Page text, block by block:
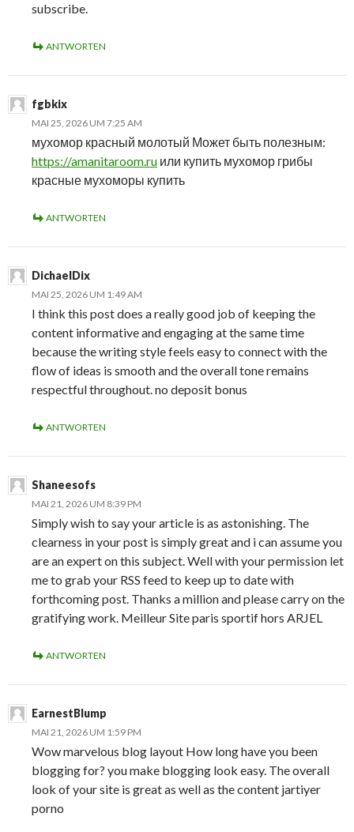
subscribe.
ANTWORTEN
fgbkix
MAI 25, 2026 UM 7:25 AM
мухомор красный молотый Может быть полезным:
https://amanitaroom.ru или купить мухомор грибы
красные мухоморы купить
ANTWORTEN
DichaelDix
MAI 25, 2026 UM 1:49 AM
I think this post does a really good job of keeping the
content informative and engaging at the same time
because the writing style feels easy to connect with the
flow of ideas is smooth and the overall tone remains
respectful throughout. no deposit bonus
ANTWORTEN
Shaneesofs
MAI 21, 2026 UM 8:39 PM
Simply wish to say your article is as astonishing. The
clearness in your post is simply great and i can assume you
are an expert on this subject. Well with your permission let
me to grab your RSS feed to keep up to date with
forthcoming post. Thanks a million and please carry on the
gratifying work. Meilleur Site paris sportif hors ARJEL
ANTWORTEN
EarnestBlump
MAI 21, 2026 UM 1:59 PM
Wow marvelous blog layout How long have you been
blogging for? you make blogging look easy. The overall
look of your site is great as well as the content jartiyer
porno